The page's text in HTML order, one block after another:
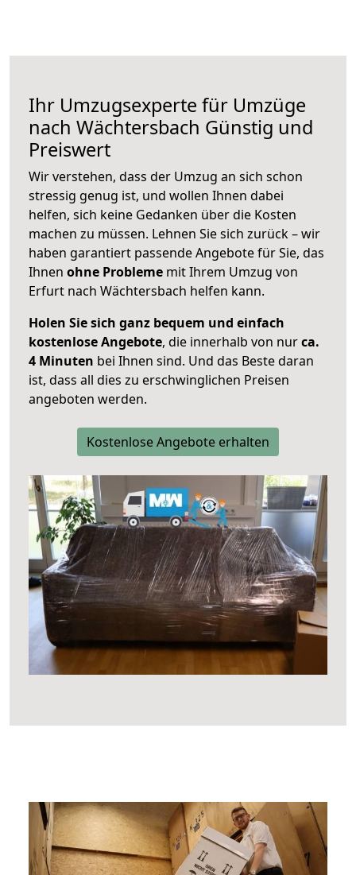
Ihr Umzugsexperte für Umzüge
nach Wächtersbach Günstig und
Preiswert
Wir verstehen, dass der Umzug an sich schon
stressig genug ist, und wollen Ihnen dabei
helfen, sich keine Gedanken über die Kosten
machen zu müssen. Lehnen Sie sich zurück – wir
haben garantiert passende Angebote für Sie, das
Ihnen ohne Probleme mit Ihrem Umzug von
Erfurt nach Wächtersbach helfen kann.
Holen Sie sich ganz bequem und einfach
kostenlose Angebote, die innerhalb von nurca.
4 Minuten bei Ihnen sind. Und das Beste daran
ist, dass all dies zu erschwinglichen Preisen
angeboten werden.
Kostenlose Angebote erhalten